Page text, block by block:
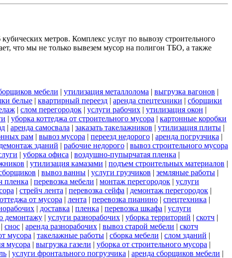
метров. Комплекс услуг по вывозу строительного
что мы не только вывезем мусор на полигон ТБО, а также
мебели | утилизация металлолома | выгрузка вагонов |
белые | квартирный переезд | аренда спецтехники | сборщики
| слом перегородок | услуги рабочих | утилизация окон |
| уборка коттеджа от строительного мусора | картонные коробки
| аренда самосвала | заказать такелажников | утилизация плиты |
рам | вывоз мусора | переезд недорого | аренда погрузчика |
демонтаж зданий | рабочие недорого | вывоз строительного мусора
| уборка офиса | воздушно-пупырчатая пленка |
| утилизация камазами | подъем строительных материалов |
| вывоз ванны | услуги грузчиков | земляные работы |
пленка | перевозка мебели | монтаж перегородок | услуги
| стрейч лента | перевозка сейфа | демонтаж перегородок |
от мусора | лента | перевозка пианино | спецтехника |
| доставка | пленка | перевозка шкафа | услуги
демонтажу | услуги разнорабочих | уборка территорий | скотч |
| снос | аренда разнорабочих | вывоз старой мебели | скотч
мусора | такелажные работы | сборка мебели | слом зданий |
мусора | выгрузка газели | уборка от строительного мусора |
| услуги фронтального погрузчика | аренда сборщиков мебели |